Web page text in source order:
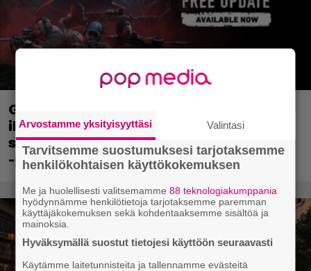
Ghost Recon 25 vuotta: nappaa nyt
ilmaiseksi Ghost Recon: Future Soldier
sekä merkittävä Ghost Recon Wildlands
-päivitys
Arvostamme yksityisyyttäsi Valintasi
Tarvitsemme suostumuksesi tarjotaksemme
henkilökohtaisen käyttökokemuksen
Me ja huolellisesti valitsemamme88 teknologiakumppania
hyödynnämme henkilötietoja tarjotaksemme paremman
käyttäjäkokemuksen sekä kohdentaaksemme sisältöä ja
mainoksia.
Hyväksymällä suostut tietojesi käyttöön seuraavasti
Käytämme laitetunnisteita ja tallennamme evästeitä